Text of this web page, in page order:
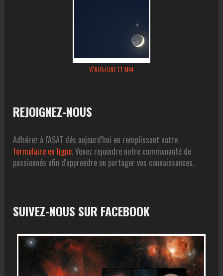
VÉNUS-LUNE ET M44
REJOIGNEZ-NOUS
Adhérez à l'ASAT dés aujourd'hui en remplissant notre
formulaire en ligne. Venez rejoindre notre communauté de
passionnés afin d'apprendre ou partager vos connaissances.
SUIVEZ-NOUS SUR FACEBOOK